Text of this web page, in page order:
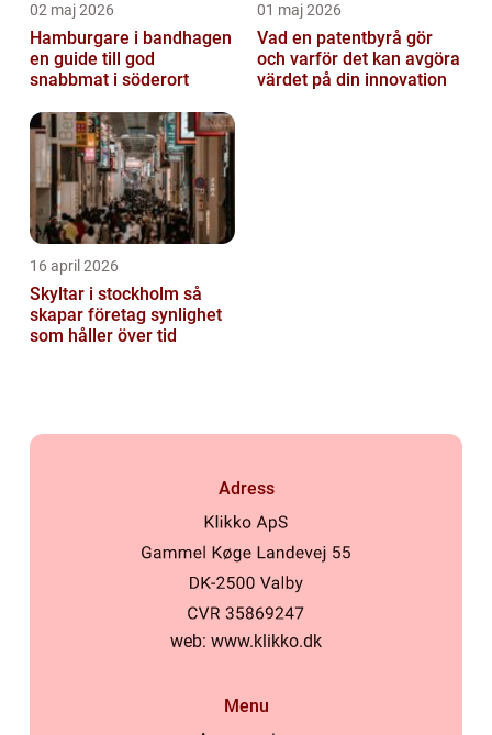
02 maj 2026
Hamburgare i bandhagen
en guide till god
snabbmat i söderort
01 maj 2026
Vad en patentbyrå gör
och varför det kan avgöra
värdet på din innovation
16 april 2026
Skyltar i stockholm så
skapar företag synlighet
som håller över tid
Adress
web: www.klikko.dk
Menu